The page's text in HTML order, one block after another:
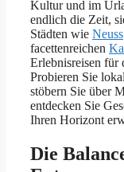
Kultur und im
endlich die Zeit,
Städten wie Neuss
facettenreichen
Erlebnisreisen für
Probieren Sie
stöbern Sie über
entdecken Sie
Ihren Horizont
Die